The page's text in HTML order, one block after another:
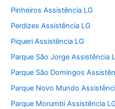
Pinheiros Assistência LG
Perdizes Assistência LG
Piqueri Assistência LG
Parque São Jorge Assistência
Parque São Domingos
Parque Novo Mundo
Parque Morumbi Assistência